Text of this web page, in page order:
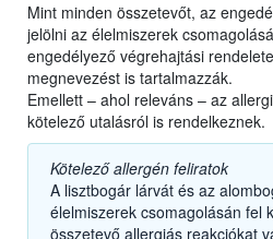
Mint minden összetevőt, az
jelölni az élelmiszerek
engedélyező végrehajtási
megnevezést is tartalmazzák.
Emellett – ahol releváns – az
kötelező utalásról is rendelkeznek.
Kötelező allergén feliratok
A lisztbogár lárvát és az
élelmiszerek csomagolásán fel
összetevő allergiás reakciókat